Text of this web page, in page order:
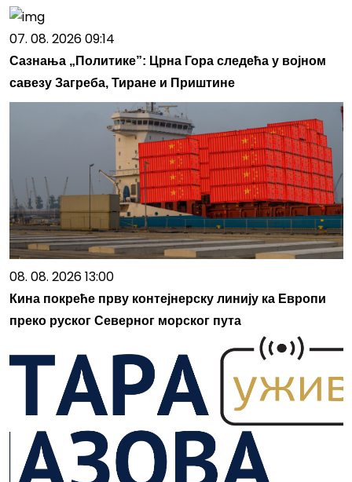
07. 08. 2026 09:14
Сазнања „Политике”: Црна Гора следећа у војном
савезу Загреба, Тиране и Приштине
08. 08. 2026 13:00
Кина покреће прву контејнерску линију ка Европи
преко руског Северног морског пута